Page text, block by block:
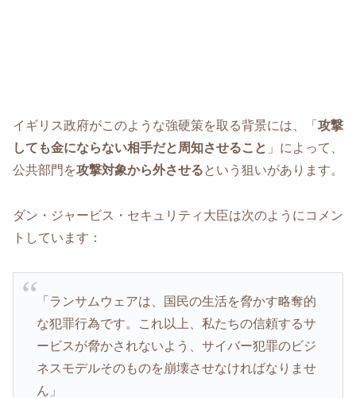
イギリス政府がこのような強硬策を取る背景には、「 攻撃
しても金にならない相手だと周知させること 」によって、
公共部門を攻撃対象から外させるという狙いがあります。
ダン・ジャービス・セキュリティ大臣は次のようにコメン
トしています：
「ランサムウェアは、国民の生活を脅かす略奪的
な犯罪行為です。これ以上、私たちの信頼するサ
ービスが脅かされないよう、サイバー犯罪のビジ
ネスモデルそのものを崩壊させなければなりませ
ん」